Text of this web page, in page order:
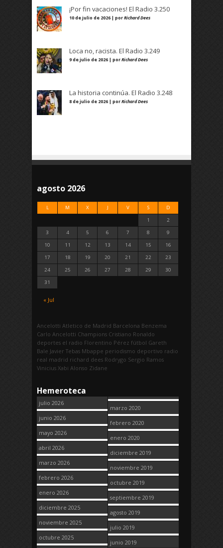
¡Por fin vacaciones! El Radio 3.250
10 de julio de 2026 | porRichard Dees
Loca no, racista. El Radio 3.249
9 de julio de 2026 | porRichard Dees
La historia continúa. El Radio 3.248
8 de julio de 2026 | porRichard Dees
agosto 2026
L M X J V S D
« Jul
1
2
3
4 5 6 7 8
9
10
11 12 13 14 15
16
17
18 19 20 21 22
23
24
25 26 27 28 29
30
31
Ancelotti Atletico de Madrid Barcelona Benzema
Carlo Ancelotti Champions Cristiano Ronaldo
deportes el radio Florentino Pérez fútbol Gareth
Bale Javier Tebas Mbappe periodismo deportivo radio
real madrid richard dees Rodrygo Sergio Ramos
Vinicius Xabi Alonso Zidane
Hemeroteca
julio 2026
junio 2026
mayo 2026
abril 2026
marzo 2026
febrero 2026
enero 2026
diciembre 2025
noviembre 2025
octubre 2025
marzo 2020
febrero 2020
enero 2020
diciembre 2019
noviembre 2019
octubre 2019
septiembre 2019
agosto 2019
julio 2019
junio 2019